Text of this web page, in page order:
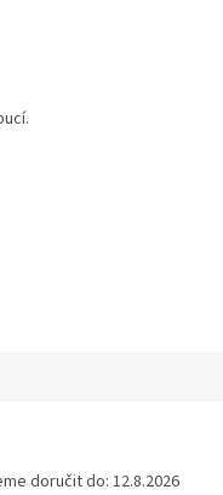
doručit do: 12.8.2026